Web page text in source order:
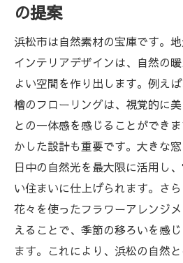
の提案
浜松市は自然素材の宝庫です。
インテリアデザインは、自然の
よい空間を作り出します。例え
檜のフローリングは、視覚的に
との一体感を感じることができ
かした設計も重要です。大きな窓
日中の自然光を最大限に活用し
い住まいに仕上げられます。さ
花々を使ったフラワーアレンジ
えることで、季節の移ろいを感
ます。これにより、浜松の自然